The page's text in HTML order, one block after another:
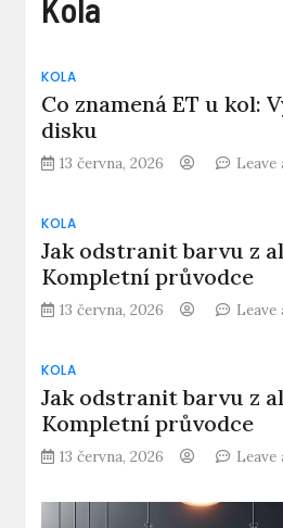
Kola
KOLA
Co znamená ET u kol:
disku
13 června, 2026 Leave
KOLA
Jak odstranit barvu z
Kompletní průvodce
13 června, 2026 Leave
KOLA
Jak odstranit barvu z
Kompletní průvodce
13 června, 2026 Leave